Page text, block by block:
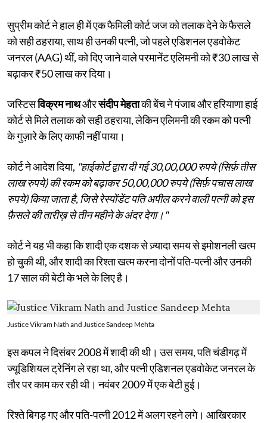
सुप्रीम कोर्ट ने हाल ही में एक फैमिली कोर्ट जज को तलाक देने के फैसले
को सही ठहराया, साथ ही उनकी पत्नी, जो पहले एडिशनल एडवोकेट
जनरल (AAG) थीं, को दिए जाने वाले परमानेंट एलिमनी को ₹30 लाख से
बढ़ाकर ₹50 लाख कर दिया।
जस्टिसविक्रम नाथऔरसंदीप मेहताकी बेंच ने पंजाब और हरियाणा हाई
कोर्ट से मिले तलाक को सही ठहराया, लेकिन एलिमनी की रकम को पत्नी
के गुज़ारे के लिए काफी नहीं पाया।
कोर्ट ने आदेश दिया, "हाईकोर्ट द्वारा दी गई 30,00,000 रुपये (सिर्फ़ तीस
लाख रुपये) की रकम को बढ़ाकर 50,00,000 रुपये (सिर्फ़ पचास लाख
रुपये) किया जाता है, जिसे रेस्पोंडेंट पति अपील करने वाली पत्नी को इस
फ़ैसले की तारीख़ से तीन महीने के अंदर देगा।"
कोर्ट ने यह भी कहा कि शादी एक दशक से ज़्यादा समय से इमोशनली खत्म
हो चुकी थी, और शादी का रिश्ता खत्म करना दोनों पति-पत्नी और उनकी
17 साल की बेटी के भले के लिए है।
Justice Vikram Nath and Justice Sandeep Mehta
इस कपल ने दिसंबर 2008 में शादी की थी। उस समय, पति चंडीगढ़ में
ज्यूडिशियल ट्रेनिंग ले रहा था, और पत्नी एडिशनल एडवोकेट जनरल के
तौर पर काम कर रही थी। नवंबर 2009 में एक बेटी हुई।
रिश्ते बिगड़ गए और पति-पत्नी 2012 में अलग रहने लगे। आखिरकार